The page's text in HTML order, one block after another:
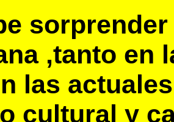
,tanto en
las
cultural y